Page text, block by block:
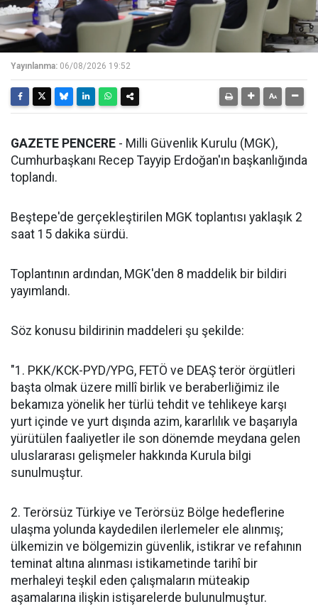
Yayınlanma: 06/08/2026 19:52
GAZETE PENCERE - Milli Güvenlik Kurulu (MGK),
Cumhurbaşkanı Recep Tayyip Erdoğan'ın başkanlığında
toplandı.
Beştepe'de gerçekleştirilen MGK toplantısı yaklaşık 2
saat 15 dakika sürdü.
Toplantının ardından, MGK'den 8 maddelik bir bildiri
yayımlandı.
Söz konusu bildirinin maddeleri şu şekilde:
"1. PKK/KCK-PYD/YPG, FETÖ ve DEAŞ terör örgütleri
başta olmak üzere millî birlik ve beraberliğimiz ile
bekamıza yönelik her türlü tehdit ve tehlikeye karşı
yurt içinde ve yurt dışında azim, kararlılık ve başarıyla
yürütülen faaliyetler ile son dönemde meydana gelen
uluslararası gelişmeler hakkında Kurula bilgi
sunulmuştur.
2. Terörsüz Türkiye ve Terörsüz Bölge hedeflerine
ulaşma yolunda kaydedilen ilerlemeler ele alınmış;
ülkemizin ve bölgemizin güvenlik, istikrar ve refahının
teminat altına alınması istikametinde tarihî bir
merhaleyi teşkil eden çalışmaların müteakip
aşamalarına ilişkin istişarelerde bulunulmuştur.